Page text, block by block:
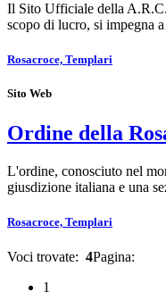
Il Sito Ufficiale della
scopo di lucro, si impegna
Rosacroce, Templari
Sito Web
Ordine della
L'ordine, conosciuto nel
giusdizione italiana e una
Rosacroce, Templari
Voci trovate: 4Pagina:
1